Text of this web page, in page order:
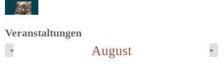
Ein Leben zwischen Drievorden und...
Veranstaltungen
August
« »